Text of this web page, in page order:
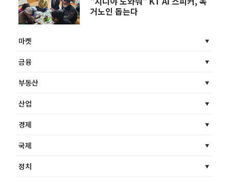
거노인 돕는다
마켓
금융
부동산
산업
경제
국제
정치